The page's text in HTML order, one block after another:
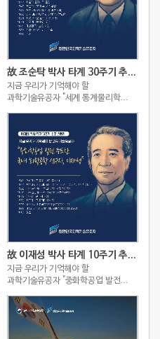
故 조순탁 박사 타계 30주기 추모 스토리
지금 우리가 기억해야 할
과학기술유공자 "세계 통계물리학
故 이재성 박사 타계 10주기 추모 스토리
지금 우리가 기억해야 할
과학기술유공자 "중화학공업 발전